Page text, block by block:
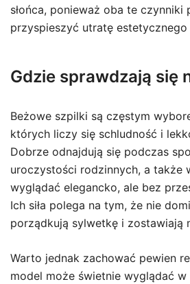
słońca, ponieważ oba te czynniki
przyspieszyć utratę estetycznego
Gdzie sprawdzają się
Beżowe szpilki są częstym
których liczy się schludność i
Dobrze odnajdują się podczas
uroczystości rodzinnych, a także
wyglądać elegancko, ale bez
Ich siła polega na tym, że nie
porządkują sylwetkę i zostawiają
Warto jednak zachować pewien
model może świetnie wyglądać w